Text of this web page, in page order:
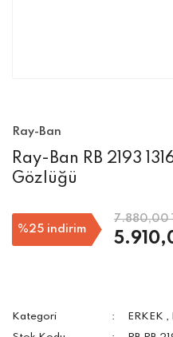
Ray-Ban
Ray-Ban RB 2193
Gözlüğü
%25 indirim
7.880,00
Kategori ERKEK ,